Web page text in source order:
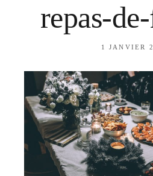
repas-
1 JANVIER